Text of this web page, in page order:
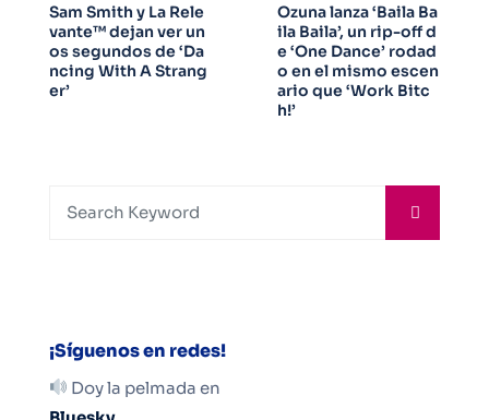
Sam Smith y La Rele
vante™ dejan ver un
os segundos de ‘Da
ncing With A Strang
er’
Ozuna lanza ‘Baila Ba
ila Baila’, un rip-off d
e ‘One Dance’ rodad
o en el mismo escen
ario que ‘Work Bitc
h!’
¡Síguenos en redes!
Doy la pelmada en